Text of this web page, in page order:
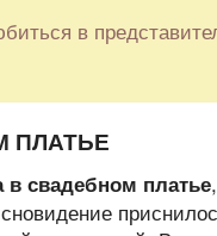
в
ПЛАТЬЕ
в свадебном платье